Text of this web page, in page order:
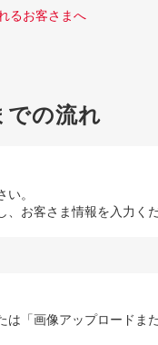
るお客さまへ
での流れ
。
お客さま情報を入力くだ
は「画像アップロードま